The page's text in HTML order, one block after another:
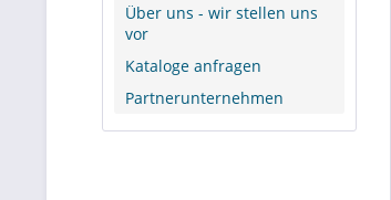
Über uns - wir stellen uns
vor
Kataloge anfragen
Partnerunternehmen